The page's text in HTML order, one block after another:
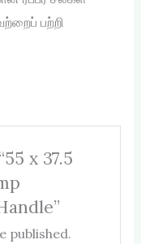
பற்றி
x 37.5
published.